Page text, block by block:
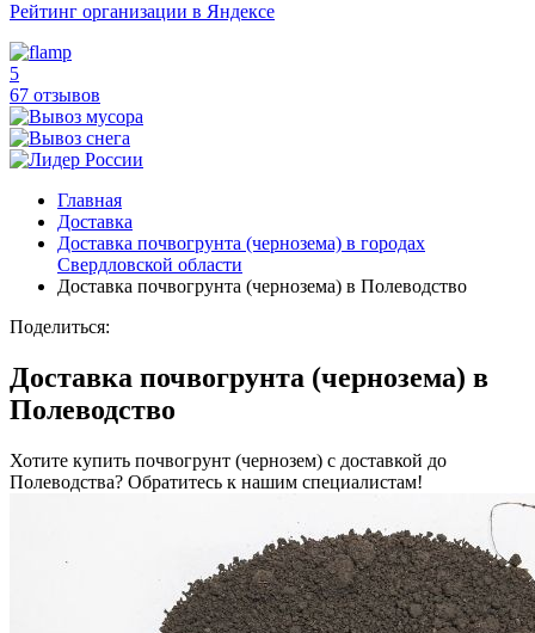
Рейтинг организации в Яндексе
5
67 отзывов
Главная
Доставка
Доставка почвогрунта (чернозема) в городах
Свердловской области
Доставка почвогрунта (чернозема) в Полеводство
Поделиться:
Доставка почвогрунта (чернозема) в
Полеводство
Хотите купить почвогрунт (чернозем) с доставкой до
Полеводства? Обратитесь к нашим специалистам!